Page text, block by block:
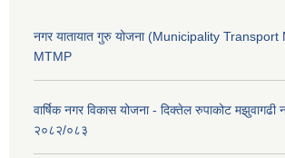
नगर यातायात गुरु योजना (Municipality
MTMP
वार्षिक नगर विकास योजना - दिक्तेल रुपाकोट मझुवागढी
२०८२/०८३